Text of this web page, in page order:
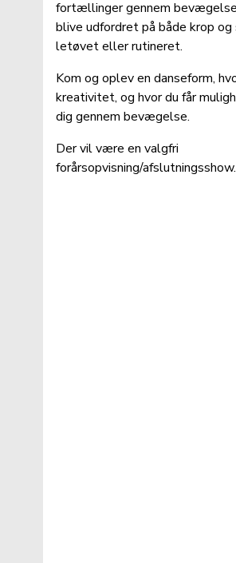
fortællinger gennem
blive udfordret på både krop og
letøvet eller rutineret.
Kom og oplev en danseform,
kreativitet, og hvor du får
dig gennem bevægelse.
Der vil være en valgfri
forårsopvisning/afslutningsshow.